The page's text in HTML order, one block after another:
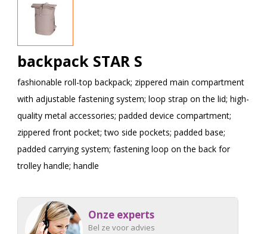
backpack STAR S
fashionable roll-top backpack; zippered main compartment
with adjustable fastening system; loop strap on the lid; high-
quality metal accessories; padded device compartment;
zippered front pocket; two side pockets; padded base;
padded carrying system; fastening loop on the back for
trolley handle; handle
Onze experts
Bel ze voor advies